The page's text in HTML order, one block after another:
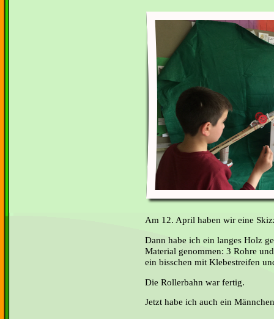
Am 12. April haben wir eine
Dann habe ich ein langes Holz
Material genommen: 3 Rohre
ein bisschen mit Klebestreifen
Die Rollerbahn war fertig.
Jetzt habe ich auch ein